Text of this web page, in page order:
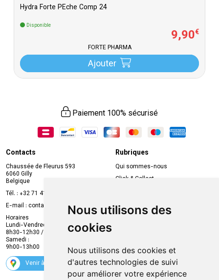
Nous utilisons des
cookies
Nous utilisons des cookies et
d'autres technologies de suivi
pour améliorer votre expérience
Hydra Forte PÊche Comp 24
Disponible
9,90€
FORTÉ PHARMA
Ajouter
Paiement 100% sécurisé
Contacts
Chaussée de Fleurus 593
6060 Gilly
Belgique
Tél. : +32 71 41 32 10
E-mail : contact
mvapharma.be
Horaires
Lundi-Vendredi :
8h30-12h30 / 13h30-18h30
Samedi :
9h00-13h00
Venir à la pharmacie
Rubriques
Qui sommes-nous
Click & Collect
Compte professionnel
Envoi d’ordonnance
Suivez-nous